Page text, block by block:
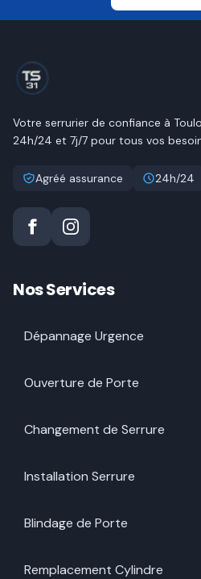
Votre serrurier de confiance à
24h/24 et 7j/7 pour tous vos
Agréé assurance 24h/24
Nos Services
Dépannage Urgence
Ouverture de Porte
Changement de Serrure
Installation Serrure
Blindage de Porte
Remplacement Cylindre